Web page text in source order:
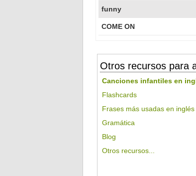
funny
COME ON
Otros recursos para
Canciones infantiles en
Flashcards
Frases más usadas en inglés
Gramática
Blog
Otros recursos...